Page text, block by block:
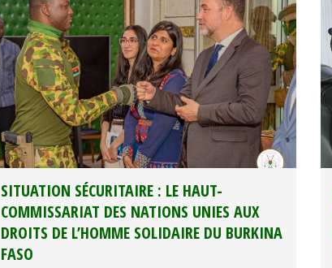
SITUATION SÉCURITAIRE : LE HAUT-
COMMISSARIAT DES NATIONS UNIES AUX
DROITS DE L’HOMME SOLIDAIRE DU BURKINA
FASO